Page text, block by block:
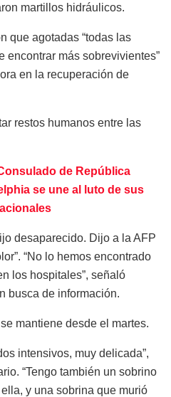
martillos hidráulicos.
que agotadas “todas las
encontrar más sobrevivientes”
en la recuperación de
restos humanos entre las
de República
se une al luto de sus
desaparecido. Dijo a la AFP
“No lo hemos encontrado
los hospitales”, señaló
busca de información.
mantiene desde el martes.
intensivos, muy delicada”,
“Tengo también un sobrino
y una sobrina que murió